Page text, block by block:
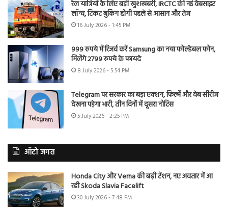
रेल यात्रियों के लिए बड़ी खुशखबरी, IRCTC की नई वेबसाइट
लॉन्च, टिकट बुकिंग होगी पहले से आसान और तेज
16 July 2026 - 1:45 PM
999 रुपये में रिजर्व करें Samsung का नया फोल्डेबल फोन,
मिलेंगे 2799 रुपये के फायदे
8 July 2026 - 5:54 PM
Telegram पर सरकार का बड़ा एक्शन, फिल्में और वेब सीरीज
देखना पड़ेगा भारी, तीन दिनों में दूसरा नोटिस
5 July 2026 - 2:25 PM
ऑटो जगत
Honda City और Verna की बढ़ी टेंशन, नए अवतार में आ
रही Skoda Slavia Facelift
30 July 2026 - 7:48 PM